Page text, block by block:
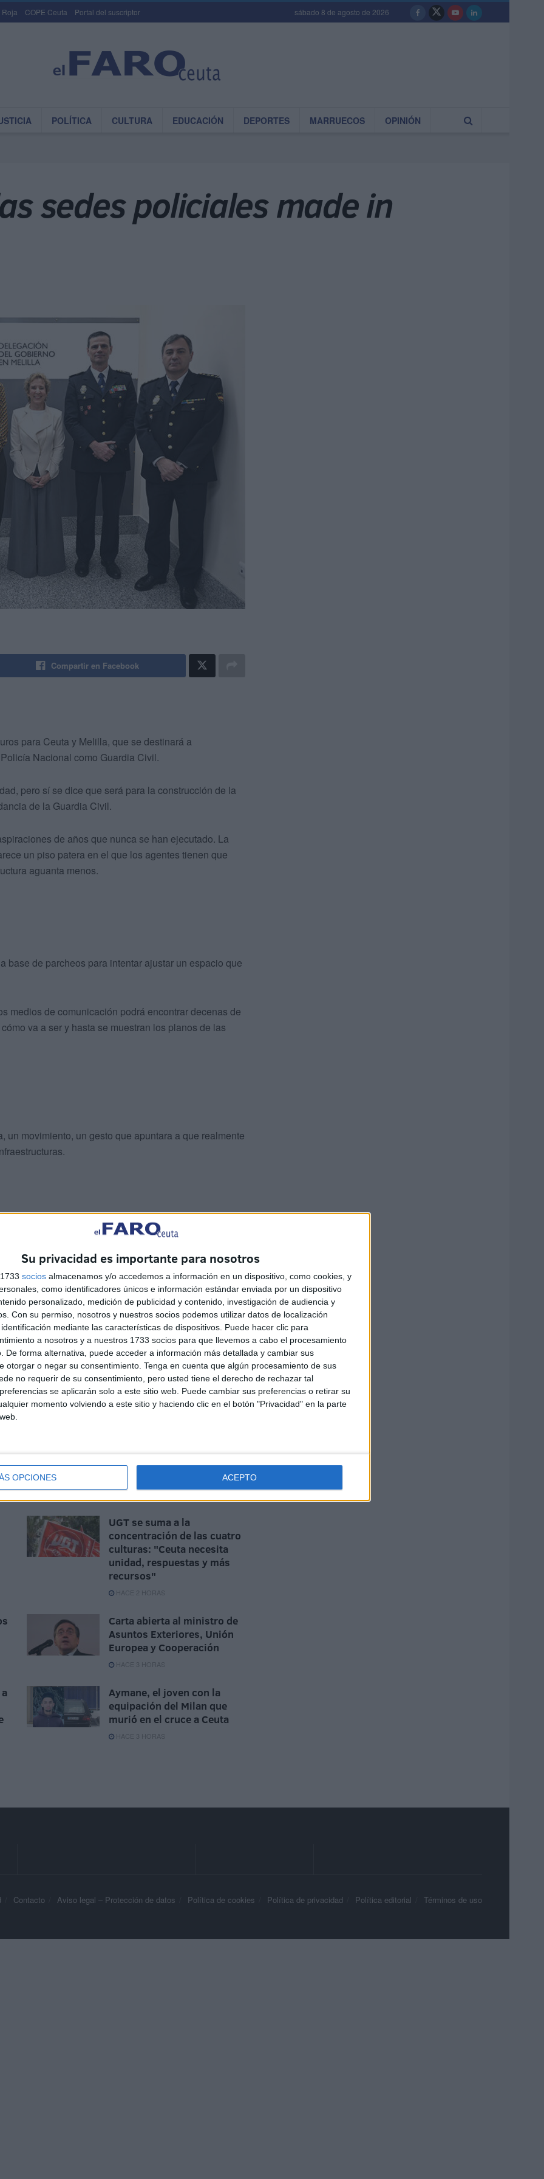
Su privacidad es importante para nosotros
socios almacenamos y/o accedemos a información en un dispositivo, como cookies, y
como identificadores únicos e información estándar enviada por un dispositivo
personalizado, medición de publicidad y contenido, investigación de audiencia y
Con su permiso, nosotros y nuestros socios podemos utilizar datos de localización
mediante las características de dispositivos. Puede hacer clic para
a nosotros y a nuestros 1733 socios para que llevemos a cabo el procesamiento
De forma alternativa, puede acceder a información más detallada y cambiar sus
otorgar o negar su consentimiento. Tenga en cuenta que algún procesamiento de sus
no requerir de su consentimiento, pero usted tiene el derecho de rechazar tal
se aplicarán solo a este sitio web. Puede cambiar sus preferencias o retirar su
momento volviendo a este sitio y haciendo clic en el botón "Privacidad" en la parte
OPCIONES ACEPTO
Roja COPE Ceuta Portal del suscriptor sábado 8 de agosto de 2026
POLÍTICA CULTURA EDUCACIÓN DEPORTES MARRUECOS OPINIÓN
sedes policiales made in
Compartir en Facebook
para Ceuta y Melilla, que se destinará a
Nacional como Guardia Civil.
pero sí se dice que será para la construcción de la
de la Guardia Civil.
de años que nunca se han ejecutado. La
un piso patera en el que los agentes tienen que
aguanta menos.
base de parcheos para intentar ajustar un espacio que
medios de comunicación podrá encontrar decenas de
va a ser y hasta se muestran los planos de las
un movimiento, un gesto que apuntara a que realmente
y anuncios, no se entiende que Interior sea
lo que las mismas permitirán hacer. Ni lo hizo cuando
a Melilla por la secretaria de Estado de Seguridad,
como para que en dos líneas se indique que la
marcada por incumplimientos y críticas.
UGT se suma a la
concentración de las cuatro
culturas: "Ceuta necesita
unidad, respuestas y más
recursos"
HACE 2 HORAS
Carta abierta al ministro de
Asuntos Exteriores, Unión
Europea y Cooperación
HACE 3 HORAS
Aymane, el joven con la
equipación del Milan que
murió en el cruce a Ceuta
HACE 3 HORAS
Contacto Aviso legal – Protección de datos Política de cookies Política de privacidad Política editorial Términos de uso